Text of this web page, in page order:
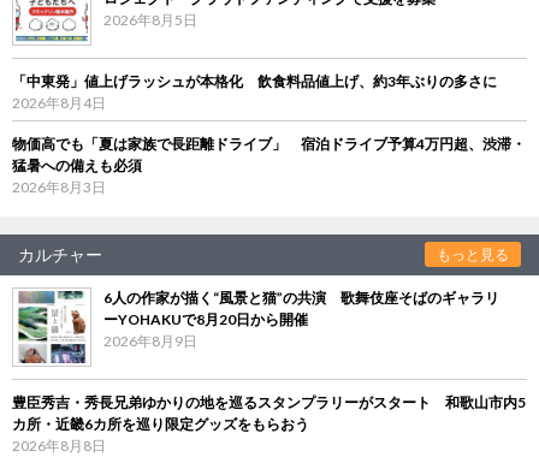
2026年8月5日
「中東発」値上げラッシュが本格化 飲食料品値上げ、約3年ぶりの多さに
2026年8月4日
物価高でも「夏は家族で長距離ドライブ」 宿泊ドライブ予算4万円超、渋滞・
猛暑への備えも必須
2026年8月3日
カルチャー もっと見る
6人の作家が描く“風景と猫”の共演 歌舞伎座そばのギャラリ
ーYOHAKUで8月20日から開催
2026年8月9日
豊臣秀吉・秀長兄弟ゆかりの地を巡るスタンプラリーがスタート 和歌山市内5
カ所・近畿6カ所を巡り限定グッズをもらおう
2026年8月8日